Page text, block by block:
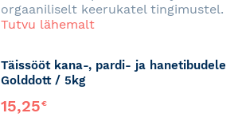
orgaaniliselt keerukatel tingimustel.
Tutvu lähemalt
Täissööt kana-, pardi- ja hanetibudele
Golddott / 5kg
15,25€